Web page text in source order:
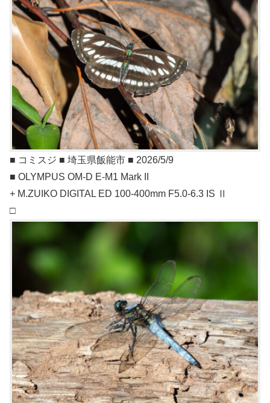
■ コミスジ ■ 埼玉県飯能市 ■ 2026/5/9
■ OLYMPUS OM-D E-M1 Mark II
+ M.ZUIKO DIGITAL ED 100-400mm F5.0-6.3 IS Ⅱ
□